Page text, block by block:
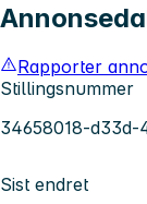
Rapporter
Stillingsnummer
34658018-d33d-
Sist endret